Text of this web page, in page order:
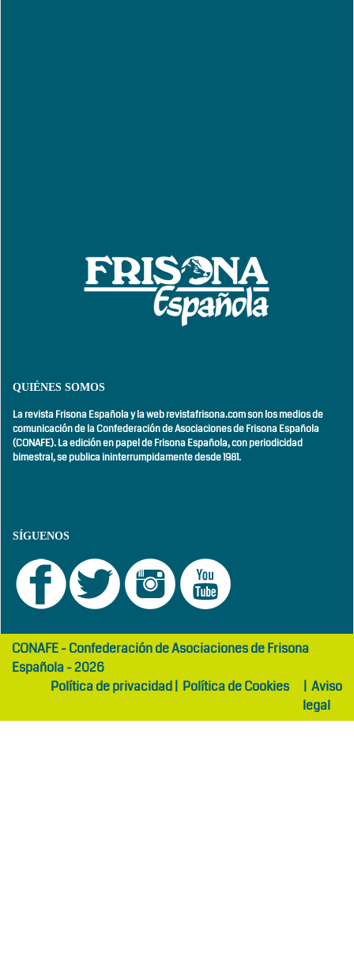
QUIÉNES SOMOS
La revista Frisona Española y la web revistafrisona.com son los medios de
comunicación de la Confederación de Asociaciones de Frisona Española
(CONAFE). La edición en papel de Frisona Española, conperiodicidad
bimestral,se publica ininterrumpidamente desde 1981.
SÍGUENOS
girls
abaya
maltepe
otelCONAFE - Confederación de Asociaciones de Frisona
Española - 2026
Política de privacidad| Política de Cookies | Aviso
legal